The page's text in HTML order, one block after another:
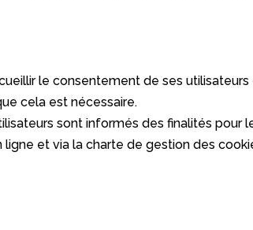
le consentement de ses
cela est nécessaire.
sont informés des finalités
et via la charte de gestion des